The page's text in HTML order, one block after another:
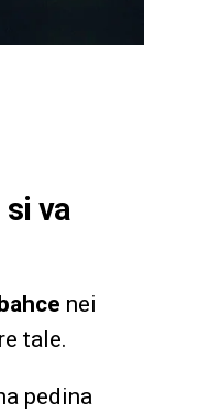
va
nei
tale.
pedina